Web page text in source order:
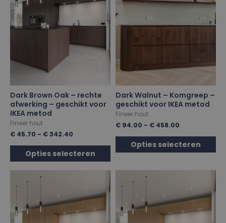
Dark Brown Oak – rechte
afwerking – geschikt voor
IKEA metod
Fineer hout
€ 45.70 - €342.40
Opties selecteren
Dark Walnut – Komgreep –
geschikt voor IKEA metod
Fineer hout
€ 94.00 - € 458.00
Opties selecteren